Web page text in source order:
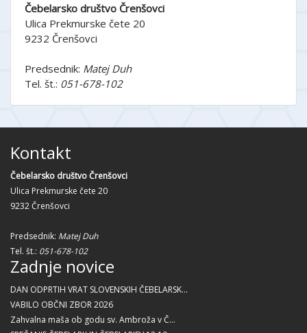
Čebelarsko društvo Črenšovci
Ulica Prekmurske čete 20
9232 Črenšovci
Predsednik: Matej Duh
Tel. št.: 051-678-102
Kontakt
Čebelarsko društvo Črenšovci
Ulica Prekmurske čete 20
9232 Črenšovci
Predsednik: Matej Duh
Tel. št.: 051-678-102
Zadnje novice
DAN ODPRTIH VRAT SLOVENSKIH ČEBELARSK...
VABILO OBČNI ZBOR 2026
Zahvalna maša ob godu sv. Ambroža v Č...